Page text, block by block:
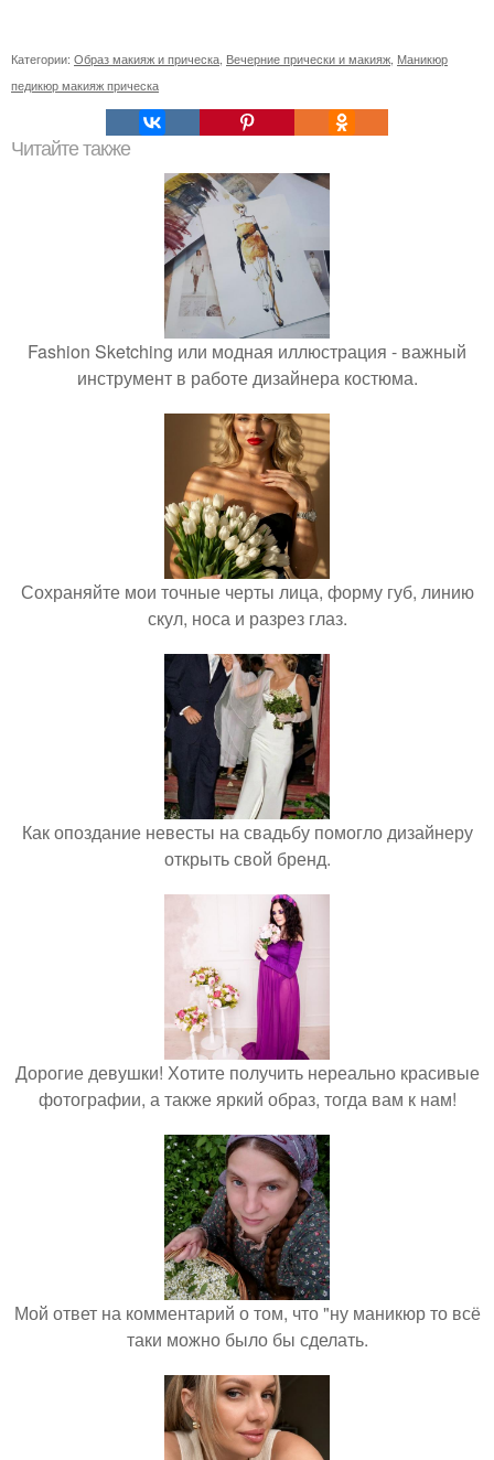
Категории: Образ макияж и прическа Вечерние прически и макияж Маникюр
педикюр макияж прическа
Читайте также
Fashion Sketching или модная иллюстрация - важный
инструмент в работе дизайнера костюма.
Сохраняйте мои точные черты лица, форму губ, линию
скул, носа и разрез глаз.
Как опоздание невесты на свадьбу помогло дизайнеру
открыть свой бренд.
Дорогие девушки! Хотите получить нереально красивые
фотографии, а также яркий образ, тогда вам к нам!
Мой ответ на комментарий о том, что "ну маникюр то всё
таки можно было бы сделать.